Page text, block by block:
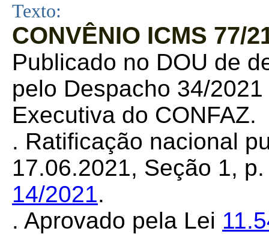
Texto:
CONVÊNIO ICMS 77/
Publicado no DOU de
pelo Despacho 34/
Executiva do CONFAZ.
. Ratificação nacional
17.06.2021, Seção 1,
14/2021.
. Aprovado pela Lei